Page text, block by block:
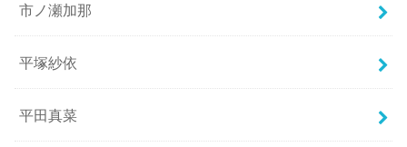
市ノ瀬加那
平塚紗依
平田真菜